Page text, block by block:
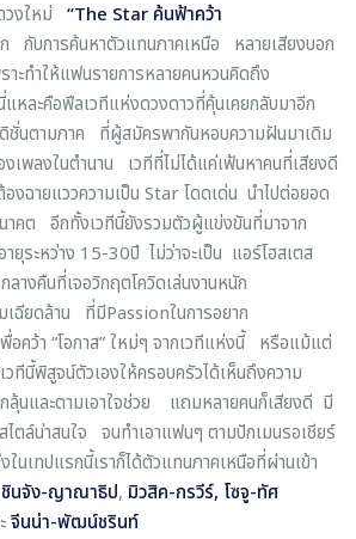
วงใหม่ “The Star ค้นฟ้าคว้า
กับการค้นหาตัวแทนภาคเหนือ หลายเสียงบอก
าะทำให้แฟนรายการหลายคนหวนคิดถึง
แหละคือฟีลเวทีแห่งดวงดาวที่คุ้นเคยกลับมาอีก
นตามภาค ที่ผู้สมัครพากันหอบความฝันมาเดิม
เพลงในตำนาน เวทีที่ไม่ได้แค่เฟ้นหาคนที่เสียงดี
งฉายแววความเป็น Star โดดเด่น นำไปต่อยอด
นาคต อีกทั้งเวทีนี้ยังรวมตัวผู้แข่งขันที่มาจาก
ยุระหว่าง 15-30ปี ไม่ว่าจะเป็น แอร์โฮสเตส
างคืนที่เจอวิกฤตโควิดเล่นงานหนัก
ฉียดล้าน ที่มีPassionในการอยาก
อคว้า “โอกาส” ใหม่ๆ จากเวทีแห่งนี้ หรือแม้แต่
วทีนี้พิสูจน์ตัวเองให้ครอบครัวได้เห็นถึงความ
ลุ้นและตามเอาใจช่วย แถมหลายคนก็เสียงดี มี
ตล์น่าสนใจ จนทำเอาแฟนๆ ตามปักเมนรอเชียร์
นเทปแรกนี้เราก็ได้ตัวแทนภาคเหนือที่ผ่านเข้า
ชินจัง-ญาณาธิป, มิวสิค-กรวีร์, โซจู-ทัศ
จีนน่า-พัฒน์ชรินท์